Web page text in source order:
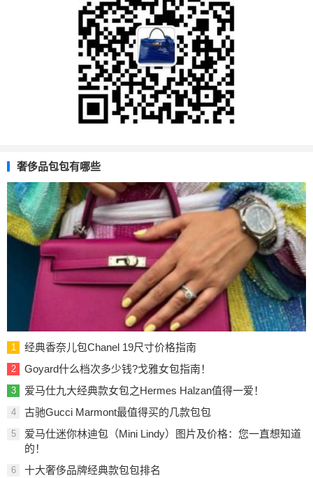
奢侈品包包有哪些
1 经典香奈儿包Chanel 19尺寸价格指南
2 Goyard什么档次多少钱?戈雅女包指南！
3 爱马仕九大经典款女包之Hermes Halzan值得一爱！
4 古驰Gucci Marmont最值得买的几款包包
5
爱马仕迷你林迪包（Mini Lindy）图片及价格：您一直想知道
的！
6 十大奢侈品牌经典款包包排名